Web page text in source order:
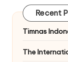
Recent
Timnas
The